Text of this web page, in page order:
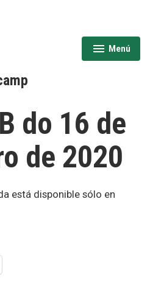
Menú
expandido
cerrado
do 16 de
de 2020
está disponible sólo en